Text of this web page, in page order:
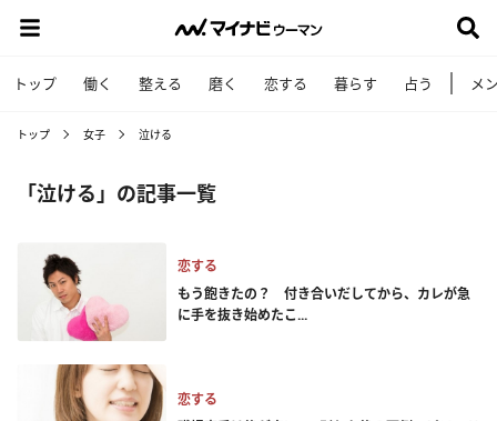
トップ 働く 整える 磨く 恋する 暮らす 占う メ
トップ 女子 泣ける
「泣ける」の記事一覧
恋する
もう飽きたの？ 付き合いだしてから、カレが急
に手を抜き始めたこ...
恋する